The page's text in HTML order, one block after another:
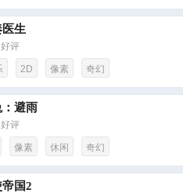
生
评
2D 像素 奇幻
避雨
评
像素 休闲 奇幻
帝国2